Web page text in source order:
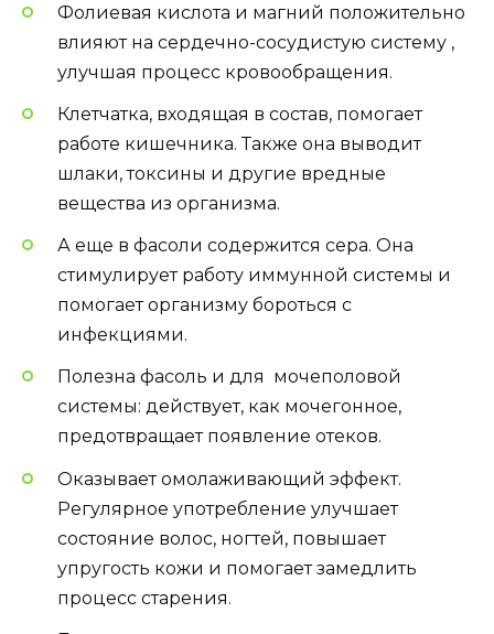
Фолиевая кислота и магний положительно
влияют на сердечно-сосудистую систему ,
улучшая процесс кровообращения.
Клетчатка, входящая в состав, помогает
работе кишечника. Также она выводит
шлаки, токсины и другие вредные
вещества из организма.
А еще в фасоли содержится сера. Она
стимулирует работу иммунной системы и
помогает организму бороться с
инфекциями.
Полезна фасоль и для мочеполовой
системы: действует, как мочегонное,
предотвращает появление отеков.
Оказывает омолаживающий эффект.
Регулярное употребление улучшает
состояние волос, ногтей, повышает
упругость кожи и помогает замедлить
процесс старения.